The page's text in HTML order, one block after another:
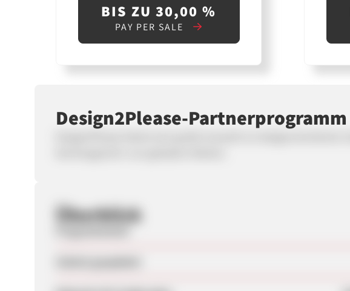
BIS ZU 30,00 %
PAY PER SALE
Design2Please-Partnerprogramm
Überblick